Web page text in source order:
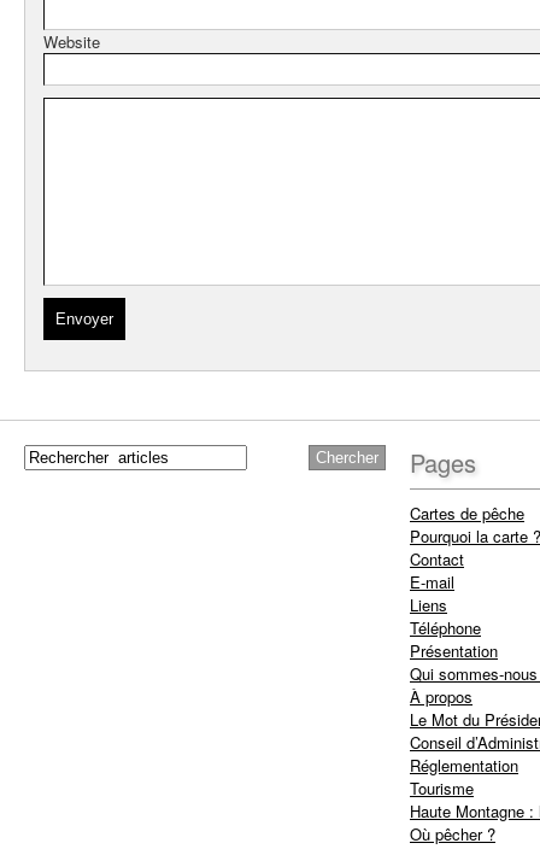
Website
Pages
Cartes de pêche
Pourquoi la carte ?
Contact
E-mail
Liens
Téléphone
Présentation
Qui sommes-
À propos
Le Mot du
Conseil
Réglementation
Tourisme
Haute Montagne :
Où pêcher ?